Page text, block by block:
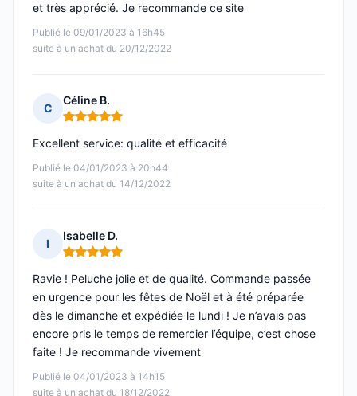
Publié le 09/01/2023 à 16h45
suite à un achat du 20/12/2022
et très apprécié. Je recommande ce site
C
Céline B.
Note : 5 sur 5
Publié le 04/01/2023 à 20h44
suite à un achat du 14/12/2022
Excellent service: qualité et efficacité
I
Isabelle D.
Note : 5 sur 5
Publié le 04/01/2023 à 14h15
suite à un achat du 18/12/2022
Ravie ! Peluche jolie et de qualité. Commande passée
en urgence pour les fêtes de Noël et à été préparée
dès le dimanche et expédiée le lundi ! Je n’avais pas
encore pris le temps de remercier l’équipe, c’est chose
faite ! Je recommande vivement